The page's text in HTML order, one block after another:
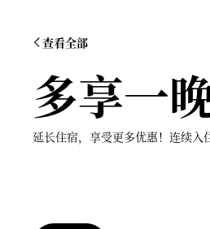
查看全部
多享一
延长住宿，享受更多优惠！连续